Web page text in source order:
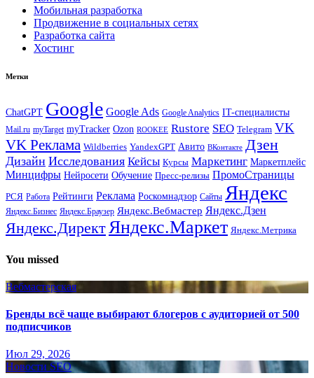
Мобильная разработка
Продвижение в социальных сетях
Разработка сайта
Хостинг
Метки
ChatGPT Google Google Ads Google Analytics IT-специалисты
Mail.ru myTarget myTracker Ozon ROOKEE Rustore SEO Telegram VK
VK Реклама Wildberries YandexGPT Авито ВКонтакте Дзен
Дизайн Исследования Кейсы Курсы Маркетинг Маркетплейс
Минцифры Нейросети Обучение Пресс-релизы ПромоСтраницы
РСЯ Работа Рейтинги Реклама Роскомнадзор Сайты Яндекс
Яндекс.Бизнес Яндекс.Браузер Яндекс.Вебмастер Яндекс.Дзен
Яндекс.ДиректЯндекс.Маркет Яндекс.Метрика
You missed
Вебмастерская
Бренды всё чаще выбирают блогеров с аудиторией от 500
подписчиков
Июл 29, 2026
Новости SEO